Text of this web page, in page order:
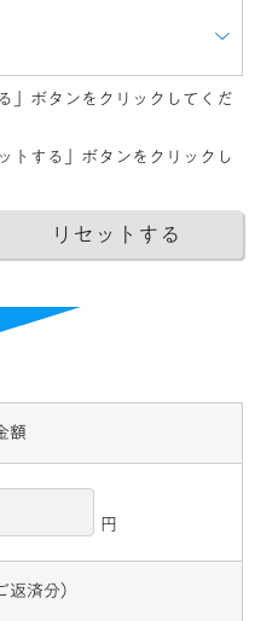
」ボタンをクリックしてくだ
トする」ボタンをクリックし
額
円
返済分）